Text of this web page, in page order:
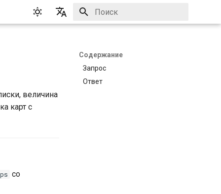
Содержание
Запрос
Ответ
величина
карт с
со